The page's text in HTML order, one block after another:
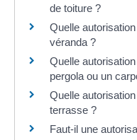
de toiture ?
Quelle
véranda ?
Quelle
pergola ou un
Quelle
terrasse ?
Faut-il une